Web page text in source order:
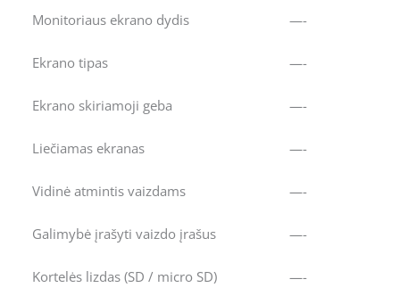
Monitoriaus ekrano dydis —-
Ekrano tipas —-
Ekrano skiriamoji geba —-
Liečiamas ekranas —-
Vidinė atmintis vaizdams —-
Galimybė įrašyti vaizdo įrašus —-
Kortelės lizdas (SD / micro SD) —-